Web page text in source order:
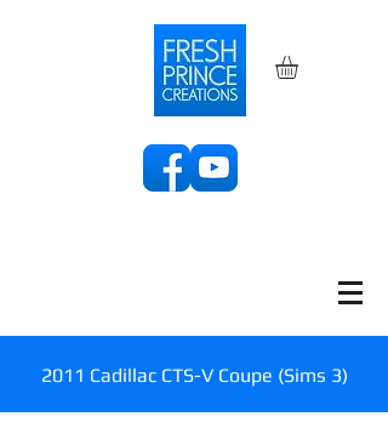
2011 Cadillac CTS-V Coupe (Sims 3)